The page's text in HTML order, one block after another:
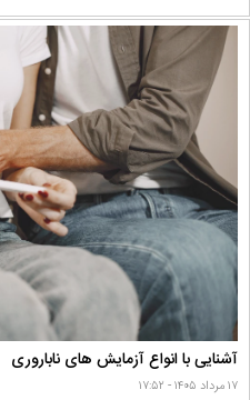
آشنایی با انواع آزمایش های ناباروری
۱۷ مرداد ۱۴۰۵ - ۱۷:۵۲